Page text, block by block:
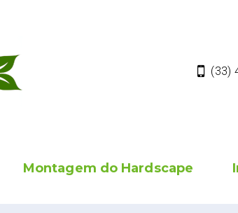
(33)
Montagem do Hardscape